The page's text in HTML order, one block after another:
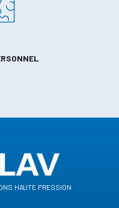
haute pression